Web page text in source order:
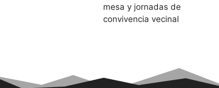
mesa y jornadas de
convivencia vecinal